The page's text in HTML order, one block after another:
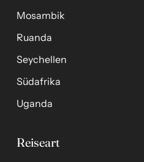
Mosambik
Ruanda
Seychellen
Südafrika
Uganda
Reiseart